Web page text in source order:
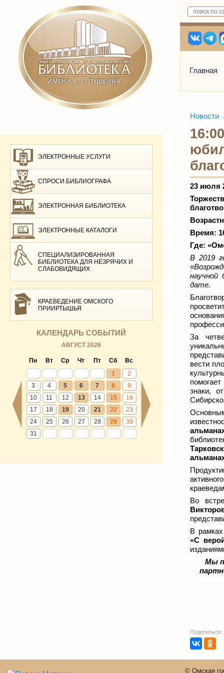
Главная
ЭЛЕКТРОННЫЕ УСЛУГИ
СПРОСИ БИБЛИОГРАФА
ЭЛЕКТРОННАЯ БИБЛИОТЕКА
ЭЛЕКТРОННЫЕ КАТАЛОГИ
СПЕЦИАЛИЗИРОВАННАЯ
БИБЛИОТЕКА ДЛЯ НЕЗРЯЧИХ И
СЛАБОВИДЯЩИХ
КРАЕВЕДЕНИЕ ОМСКОГО
ПРИИРТЫШЬЯ
КАЛЕНДАРЬ СОБЫТИЙ
АВГУСТ 2026
Пн Вт Ср Чт Пт Сб
Вс
1
2
3
4 5 6 7 8
9
10
11 12 13 14 15
16
17
18 19 20 21 22
23
24
25 26 27 28 29
30
31
Новости
23 июля
Время:
Где: «
В 2019
научной
дате.
За
вести
знаки,
Во
В
«С
Мы
Поделиться:
© Омская